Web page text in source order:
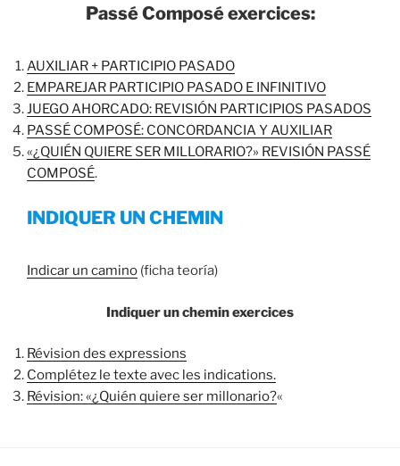
Passé Composé exercices:
AUXILIAR + PARTICIPIO PASADO
EMPAREJAR PARTICIPIO PASADO E INFINITIVO
JUEGO AHORCADO: REVISIÓN PARTICIPIOS PASADOS
PASSÉ COMPOSÉ: CONCORDANCIA Y AUXILIAR
«¿QUIÉN QUIERE SER MILLORARIO?» REVISIÓN PASSÉ
COMPOSÉ.
INDIQUER UN CHEMIN
Indicar un camino (ficha teoría)
Indiquer un chemin exercices
Révision des expressions
Complétez le texte avec les indications.
Révision: «¿Quién quiere ser millonario?«